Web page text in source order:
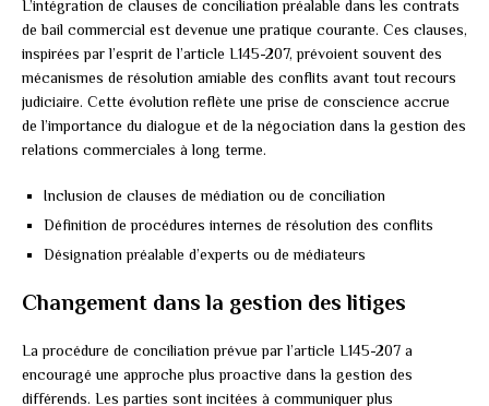
L’intégration de clauses de conciliation préalable dans les contrats
de bail commercial est devenue une pratique courante. Ces clauses,
inspirées par l’esprit de l’article L145-207, prévoient souvent des
mécanismes de résolution amiable des conflits avant tout recours
judiciaire. Cette évolution reflète une prise de conscience accrue
de l’importance du dialogue et de la négociation dans la gestion des
relations commerciales à long terme.
Inclusion de clauses de médiation ou de conciliation
Définition de procédures internes de résolution des conflits
Désignation préalable d’experts ou de médiateurs
Changement dans la gestion des litiges
La procédure de conciliation prévue par l’article L145-207 a
encouragé une approche plus proactive dans la gestion des
différends. Les parties sont incitées à communiquer plus